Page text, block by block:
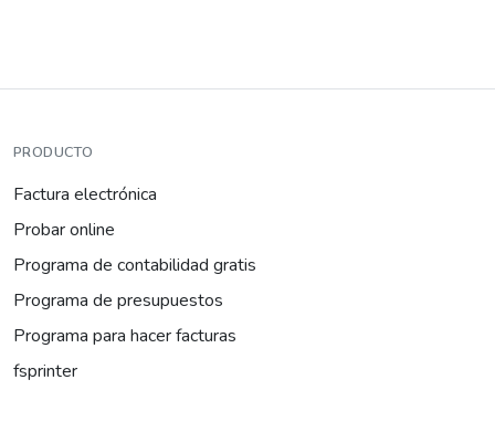
PRODUCTO
Factura electrónica
Probar online
Programa de contabilidad gratis
Programa de presupuestos
Programa para hacer facturas
fsprinter